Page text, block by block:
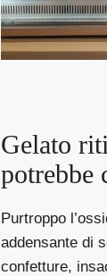
Gelato
potrebbe
Purtroppo
addensante di
confetture,